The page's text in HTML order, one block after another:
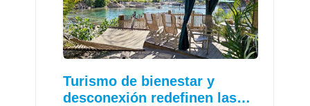
Turismo de bienestar y
desconexión redefinen las…